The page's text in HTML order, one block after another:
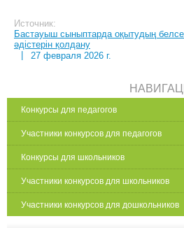
Источник:
Бастауыш сыныптарда оқытудың
әдістерін қолдану
27 февраля 2026 г.
Конкурсы для педагогов
Участники конкурсов для педагогов
Конкурсы для школьников
Участники конкурсов для школьников
Участники конкурсов для дошкольников